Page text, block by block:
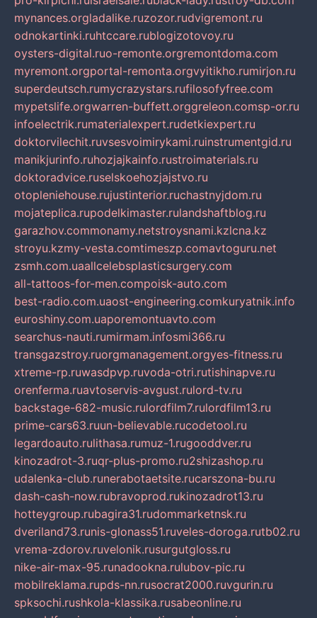
mynances.orgladalike.ruzozor.rudvigremont.ru
odnokartinki.ruhtccare.rublogizotovoy.ru
oysters-digital.ruo-remonte.orgremontdoma.com
myremont.orgportal-remonta.orgvyitikho.rumirjon.ru
superdeutsch.rumycrazystars.rufilosofyfree.com
mypetslife.orgwarren-buffett.orggreleon.comsp-or.ru
infoelectrik.rumaterialexpert.rudetkiexpert.ru
doktorvilechit.ruvsesvoimirykami.ruinstrumentgid.ru
manikjurinfo.ruhozjajkainfo.rustroimaterials.ru
doktoradvice.ruselskoehozjajstvo.ru
otopleniehouse.rujustinterior.ruchastnyjdom.ru
mojateplica.rupodelkimaster.rulandshaftblog.ru
garazhov.commonamy.netstroysnami.kzlcna.kz
stroyu.kzmy-vesta.comtimeszp.comavtoguru.net
zsmh.com.uaallcelebsplasticsurgery.com
all-tattoos-for-men.compoisk-auto.com
best-radio.com.uaost-engineering.comkuryatnik.info
euroshiny.com.uaporemontuavto.com
searchus-nauti.rumirmam.infosmi366.ru
transgazstroy.ruorgmanagement.orgyes-fitness.ru
xtreme-rp.ruwasdpvp.ruvoda-otri.rutishinapve.ru
orenferma.ruavtoservis-avgust.rulord-tv.ru
backstage-682-music.rulordfilm7.rulordfilm13.ru
prime-cars63.ruun-believable.rucodetool.ru
legardoauto.rulithasa.rumuz-1.rugooddver.ru
kinozadrot-3.ruqr-plus-promo.ru2shizashop.ru
udalenka-club.runerabotaetsite.rucarszona-bu.ru
dash-cash-now.rubravoprod.rukinozadrot13.ru
hotteygroup.rubagira31.rudommarketnsk.ru
dveriland73.runis-glonass51.ruveles-doroga.rutb02.ru
vrema-zdorov.ruvelonik.rusurgutgloss.ru
nike-air-max-95.runadookna.rulubov-pic.ru
mobilreklama.rupds-nn.rusocrat2000.ruvgurin.ru
spksochi.rushkola-klassika.rusabeonline.ru